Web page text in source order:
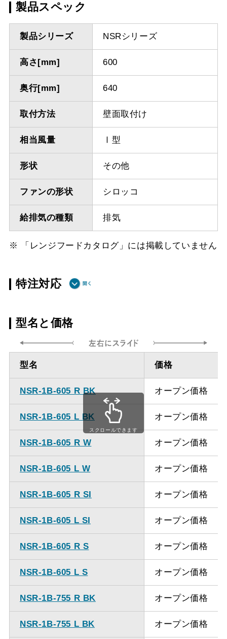
製品スペック
製品シリーズ NSRシリーズ
高さ[mm] 600
奥行[mm] 640
取付方法 壁面取付け
相当風量 Ⅰ型
形状 その他
ファンの形状 シロッコ
給排気の種類 排気
※ 「レンジフードカタログ」には掲載していません
特注対応
方
ダクト方向上
方
最大寸法 920ｍｍ
備考
点検口を設けての最小寸
法は弊社にお問い合わせ
ください。
型名と価格
型名 価格
NSR-1B-605 R BK オープン価格
NSR-1B-605 L BK オープン価格
NSR-1B-605 R W オープン価格
NSR-1B-605 L W オープン価格
NSR-1B-605 R SI オープン価格
NSR-1B-605 L SI オープン価格
NSR-1B-605 R S オープン価格
NSR-1B-605 L S オープン価格
NSR-1B-755 R BK オープン価格
NSR-1B-755 L BK オープン価格
スクロールできます